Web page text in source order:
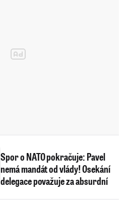
Spor o NATO pokračuje: Pavel
nemá mandát od vlády! Osekání
delegace považuje za absurdní